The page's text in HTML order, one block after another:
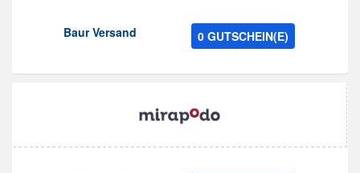
Baur Versand 0 GUTSCHEIN(E)